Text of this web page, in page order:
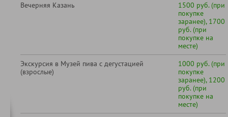
Вечерняя Казань
1500 руб. (при
покупке
заранее), 1700
руб. (при
покупке на
месте)
Экскурсия в Музей пива с дегустацией
(взрослые)
1000 руб. (при
покупке
заранее), 1200
руб. (при
покупке на
месте)